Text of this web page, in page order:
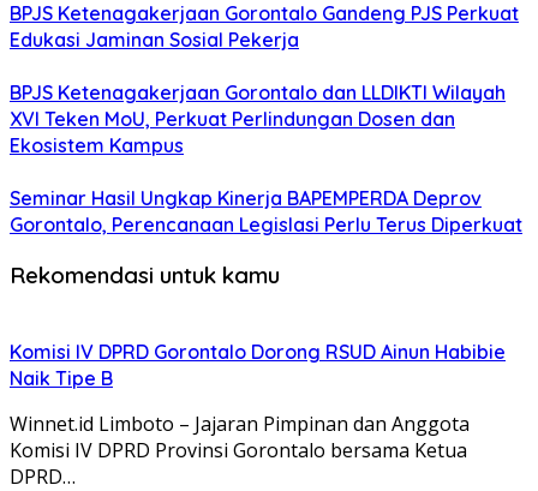
BPJS Ketenagakerjaan Gorontalo Gandeng PJS Perkuat
Edukasi Jaminan Sosial Pekerja
BPJS Ketenagakerjaan Gorontalo dan LLDIKTI Wilayah
XVI Teken MoU, Perkuat Perlindungan Dosen dan
Ekosistem Kampus
Seminar Hasil Ungkap Kinerja BAPEMPERDA Deprov
Gorontalo, Perencanaan Legislasi Perlu Terus Diperkuat
Rekomendasi untuk kamu
Komisi IV DPRD Gorontalo Dorong RSUD Ainun Habibie
Naik Tipe B
Winnet.id Limboto – Jajaran Pimpinan dan Anggota
Komisi IV DPRD Provinsi Gorontalo bersama Ketua
DPRD…